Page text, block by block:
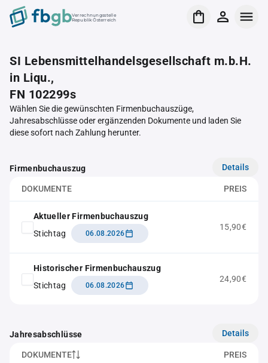
Verrechnungsstelle
Republik Österreich
SI Lebensmittelhandelsgesellschaft m.b.H.
in Liqu.,
FN 102299s
Wählen Sie die gewünschten Firmenbuchauszüge,
Jahresabschlüsse oder ergänzenden Dokumente und laden Sie
diese sofort nach Zahlung herunter.
Firmenbuchauszug Details
DOKUMENTE PREIS
Aktueller Firmenbuchauszug
Stichtag
06.08.2026
15,90€
Historischer Firmenbuchauszug
Stichtag
06.08.2026
24,90€
Jahresabschlüsse Details
DOKUMENTE PREIS